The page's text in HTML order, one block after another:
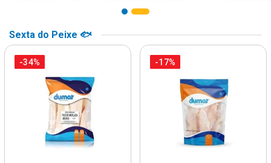
Sexta do Peixe 🐟
-34% -17%